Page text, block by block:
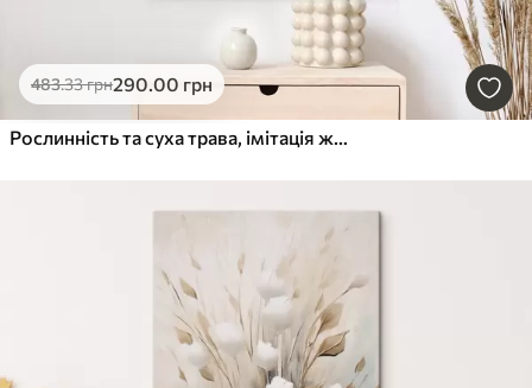
483.33грн290.00 грн
Рослинність та суха трава, імітація живопису